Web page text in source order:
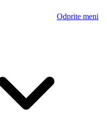
Odprite meni